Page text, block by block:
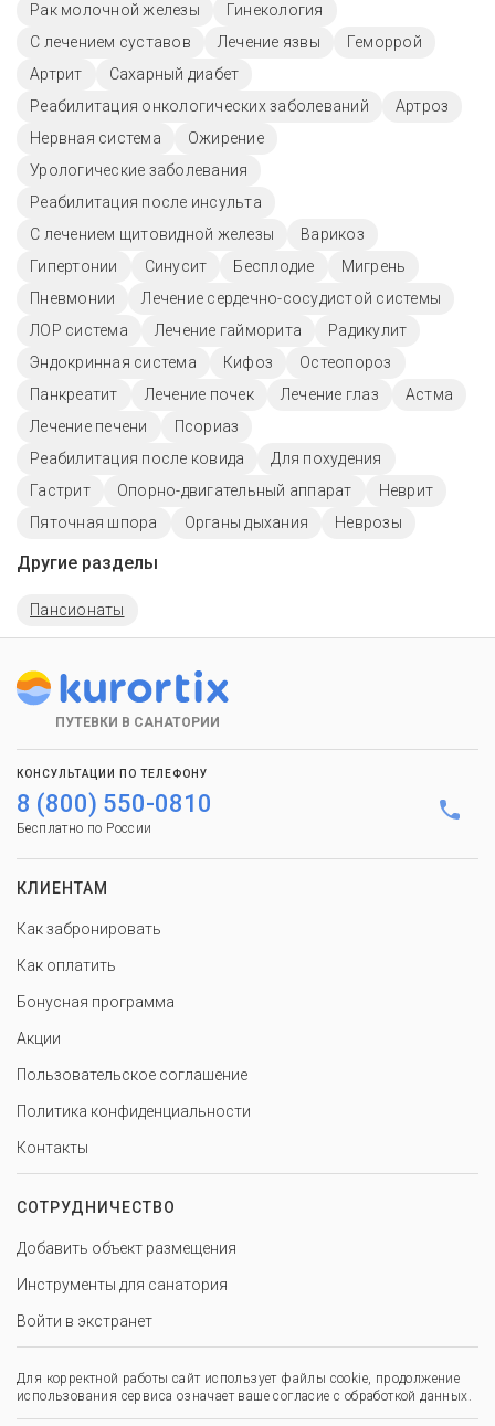
Рак молочной железы
Гинекология
С лечением суставов
Лечение язвы
Геморрой
Артрит
Сахарный диабет
Реабилитация онкологических заболеваний
Артроз
Нервная система
Ожирение
Урологические заболевания
Реабилитация после инсульта
С лечением щитовидной железы
Варикоз
Гипертонии
Синусит Бесплодие
Мигрень
Пневмонии
Лечение сердечно-сосудистой системы
ЛОР система
Лечение гайморита
Радикулит
Эндокринная система
Кифоз
Остеопороз
Панкреатит
Лечение почек Лечение глаз
Астма
Лечение печени
Псориаз
Реабилитация после ковида
Для похудения
Гастрит
Опорно-двигательный аппарат
Неврит
Пяточная шпора
Органы дыхания Неврозы
Другие разделы
Пансионаты
ПУТЕВКИ В САНАТОРИИ
КОНСУЛЬТАЦИИ ПО ТЕЛЕФОНУ
8 (800) 550-0810
Бесплатно по России
КЛИЕНТАМ
Как забронировать
Как оплатить
Бонусная программа
Акции
Пользовательское соглашение
Политика конфиденциальности
Контакты
СОТРУДНИЧЕСТВО
Добавить объект размещения
Инструменты для санатория
Войти в экстранет
Для корректной работы сайт использует файлы cookie, продолжение
использования сервиса означает ваше согласие с обработкой данных.